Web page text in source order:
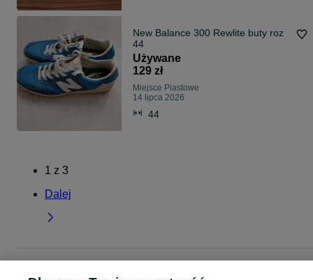
New Balance 300 Rewlite buty roz
44
Używane
129 zł
Miejsce Piastowe
14 lipca 2026
44
1 z 3
Dalej